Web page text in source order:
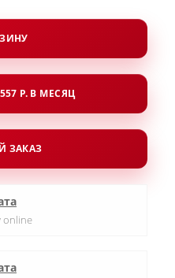
Р. В МЕСЯЦ
ЗАКАЗ
online